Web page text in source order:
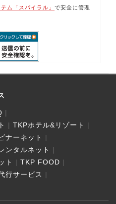
ム「スパイラル」 で安全に管理
TKPホテル&リゾート
ナーネット
ンタルネット
ト
TKP FOOD
行サービス